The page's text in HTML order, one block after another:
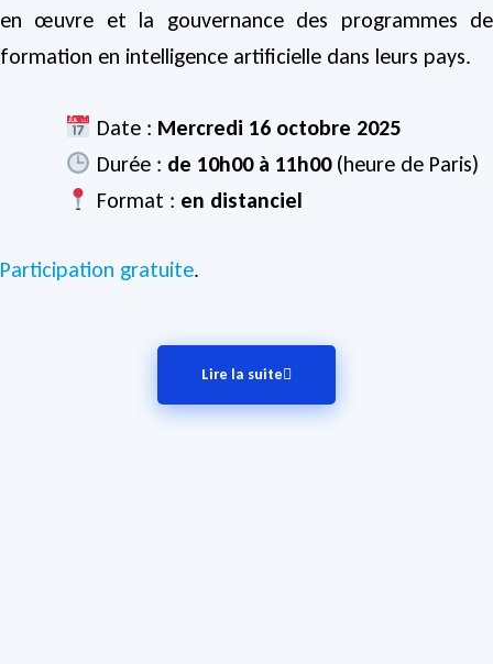
en œuvre et la gouvernance des programmes de
formation en intelligence artificielle dans leurs pays.
Date : Mercredi 16 octobre 2025
Durée : de 10h00 à 11h00(heure de Paris)
Format : en distanciel
Participation gratuite.
Lire la suite